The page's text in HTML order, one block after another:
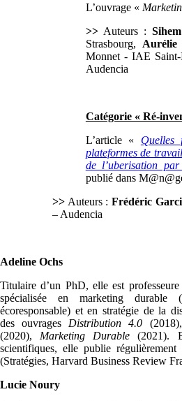
L’ouvrage «
>>Auteurs :
Strasbourg,
Monnet - IAE Saint-
Audencia
Catégorie « Ré-
L’article « Quelles
plateformes de
de l’uberisation
publié dans
>>Auteurs : Frédéric
– Audencia
Adeline Ochs
Titulaire d’un PhD, elle est
spécialisée en marketing durable (
écoresponsable) et en stratégie de la
des ouvrages Distribution 4.0
(2020), Marketing Durable (2021).
scientifiques, elle publie
(Stratégies, Harvard Business Review
Lucie Noury